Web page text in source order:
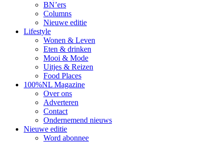
BN’ers
Columns
Nieuwe editie
Lifestyle
Wonen & Leven
Eten & drinken
Mooi & Mode
Uitjes & Reizen
Food Places
100%NL Magazine
Over ons
Adverteren
Contact
Ondernemend nieuws
Nieuwe editie
Word abonnee